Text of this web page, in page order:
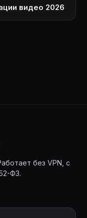
видео 2026
без VPN, с
ФЗ.